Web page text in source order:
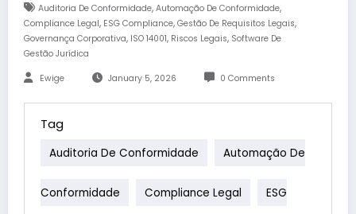
Auditoria De Conformidade, Automação De Conformidade,
Compliance Legal, ESG Compliance, Gestão De Requisitos Legais,
Governança Corporativa, ISO 14001, Riscos Legais, Software De
Gestão Jurídica
Ewige January 5, 2026 0 Comments
Tag
Auditoria De Conformidade Automação De
Conformidade Compliance Legal ESG